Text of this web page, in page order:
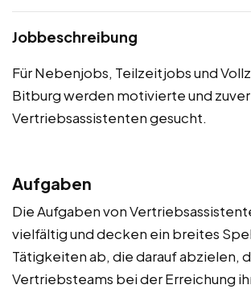
Jobbeschreibung
Für Nebenjobs, Teilzeitjobs und
Bitburg werden motivierte und
Vertriebsassistenten gesucht.
Aufgaben
Die Aufgaben von
vielfältig und decken ein breites
Tätigkeiten ab, die darauf abzielen,
Vertriebsteams bei der Erreichung